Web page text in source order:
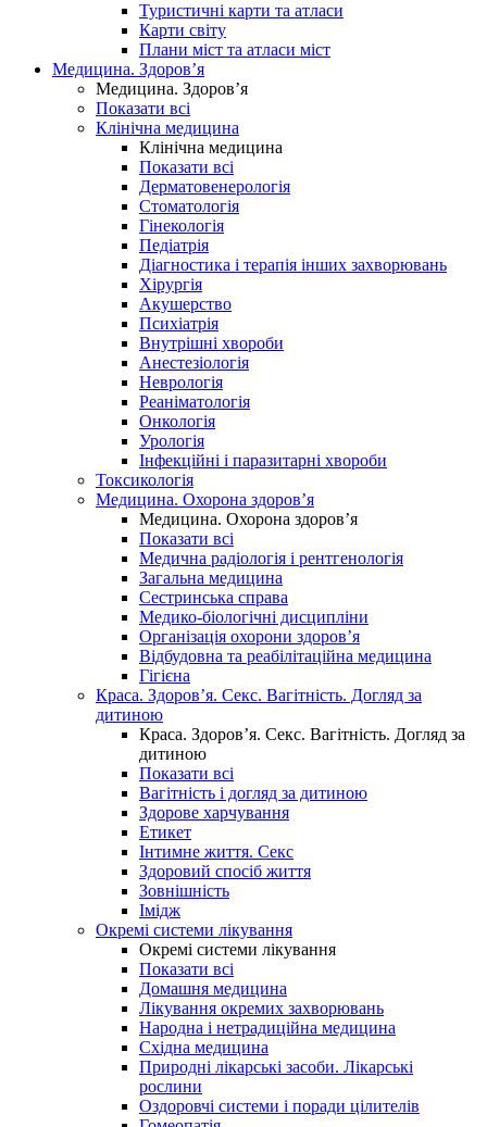
Туристичні карти та атласи
Карти світу
Плани міст та атласи міст
Медицина. Здоров’я
Медицина. Здоров’я
Показати всі
Клінічна медицина
Клінічна медицина
Показати всі
Дерматовенерологія
Стоматологія
Гінекологія
Педіатрія
Діагностика і терапія інших захворювань
Хірургія
Акушерство
Психіатрія
Внутрішні хвороби
Анестезіологія
Неврологія
Реаніматологія
Онкологія
Урологія
Інфекційні і паразитарні хвороби
Токсикологія
Медицина. Охорона здоров’я
Медицина. Охорона здоров’я
Показати всі
Медична радіологія і рентгенологія
Загальна медицина
Сестринська справа
Медико-біологічні дисципліни
Організація охорони здоров’я
Відбудовна та реабілітаційна медицина
Гігієна
Краса. Здоров’я. Секс. Вагітність. Догляд за
дитиною
Краса. Здоров’я. Секс. Вагітність. Догляд за
дитиною
Показати всі
Вагітність і догляд за дитиною
Здорове харчування
Етикет
Інтимне життя. Секс
Здоровий спосіб життя
Зовнішність
Імідж
Окремі системи лікування
Окремі системи лікування
Показати всі
Домашня медицина
Лікування окремих захворювань
Народна і нетрадиційна медицина
Східна медицина
Природні лікарські засоби. Лікарські
рослини
Оздоровчі системи і поради цілителів